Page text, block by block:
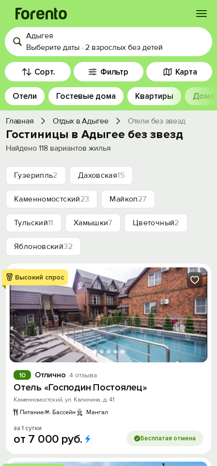
Войти
Избранное
История просмотра
Добавить свой объект
Адыгея
Выберите даты · 2 взрослых без детей
Сорт. Фильтр Карта
Отели Гостевые дома Квартиры Дома
Главная Отдых в Адыгее Отели без звезд
Гостиницы в Адыгее без звезд
Найдено 118 вариантов жилья
Гузерипль2 Даховская15
Каменномостский23 Майкоп27
Тульский11 Хамышки7 Цветочный2
Яблоновский32
Высокий спрос
Отлично 4 отзыва
10
Отель «Господин Постоялец»
Каменномостский, ул. Калинина, д. 41
Питание
Бассейн Мангал
за 1 сутки
от 7 000 руб. Бесплатая отмена